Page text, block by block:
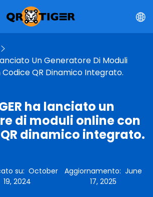
Un Generatore Di Moduli
Codice QR Dinamico Integrato.
ha lanciato un
di moduli online con
dinamico integrato.
su:October
19, 2024
Aggiornamento: June
17, 2025